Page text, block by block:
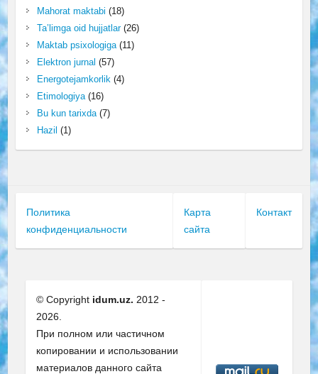
Mahorat maktabi (18)
Ta’limga oid hujjatlar(26)
Maktab psixologiga(11)
Elektron jurnal (57)
Energotejamkorlik (4)
Etimologiya(16)
Bu kun tarixda(7)
Hazil (1)
Политика
конфиденциальности
Карта
сайта
Контакт
© Copyright idum.uz. 2012 -
2026.
При полном или частичном
копировании и использовании
материалов данного сайта